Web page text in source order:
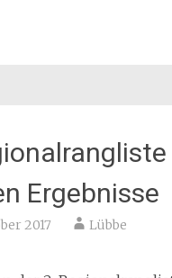
Ergebnisse
2017 Lübbe